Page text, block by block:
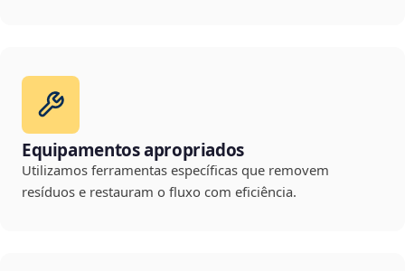
Equipamentos apropriados
Utilizamos ferramentas específicas que removem
resíduos e restauram o fluxo com eficiência.